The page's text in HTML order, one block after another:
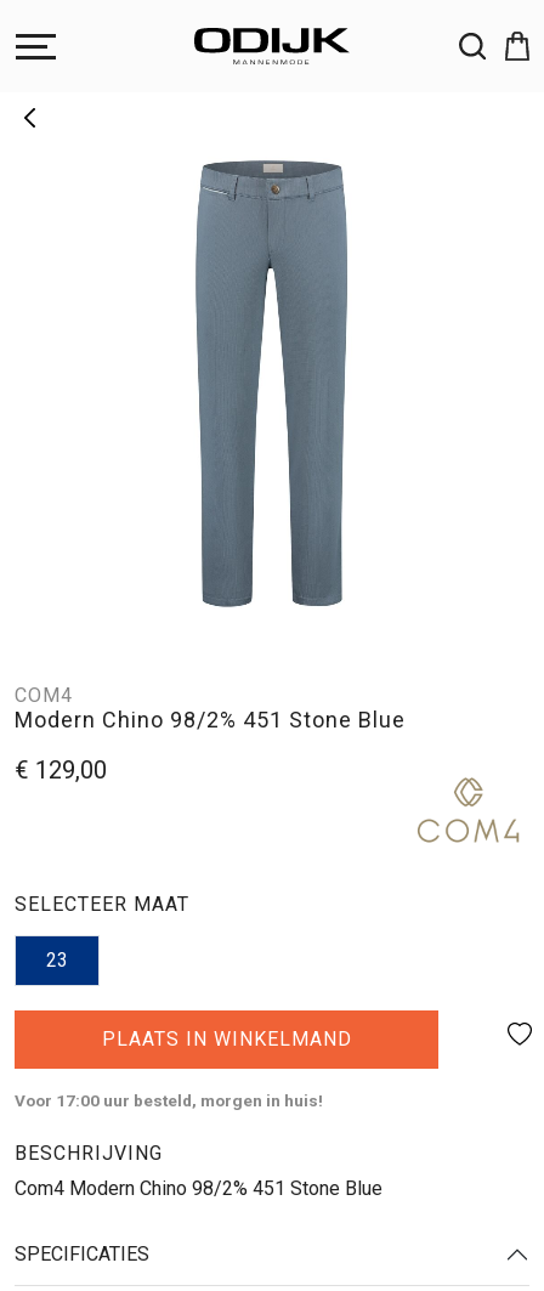
COM4
Modern Chino 98/2% 451 Stone Blue
€ 129,00
SELECTEER MAAT
23
PLAATS IN WINKELMAND
Voor 17:00 uur besteld, morgen in huis!
BESCHRIJVING
Com4 Modern Chino 98/2% 451 Stone Blue
SPECIFICATIES